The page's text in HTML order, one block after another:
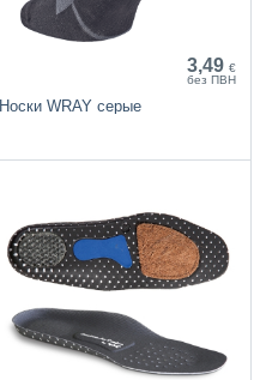
3,49 €
без ПВН
Носки WRAY серые